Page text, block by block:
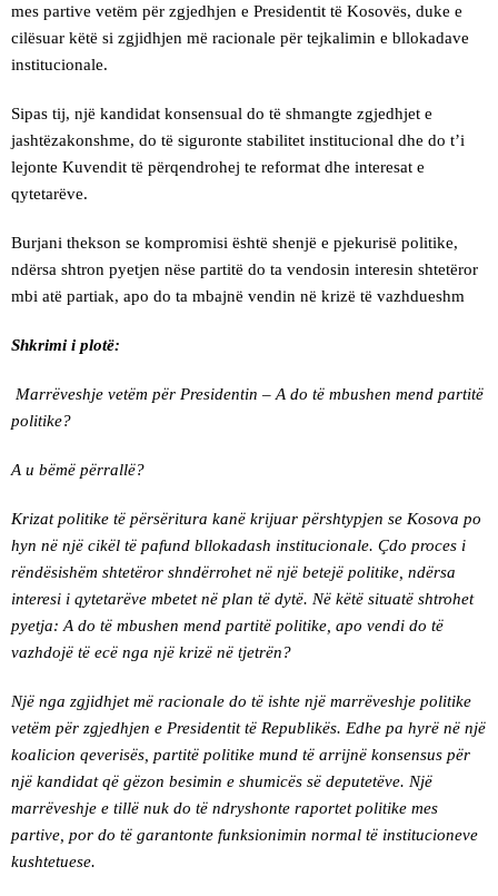
mes partive vetëm për zgjedhjen e Presidentit të Kosovës, duke e
cilësuar këtë si zgjidhjen më racionale për tejkalimin e bllokadave
institucionale.
Sipas tij, një kandidat konsensual do të shmangte zgjedhjet e
jashtëzakonshme, do të siguronte stabilitet institucional dhe do t’i
lejonte Kuvendit të përqendrohej te reformat dhe interesat e
qytetarëve.
Burjani thekson se kompromisi është shenjë e pjekurisë politike,
ndërsa shtron pyetjen nëse partitë do ta vendosin interesin shtetëror
mbi atë partiak, apo do ta mbajnë vendin në krizë të vazhdueshm
Shkrimi i plotë:
Marrëveshje vetëm për Presidentin – A do të mbushen mend partitë
politike?
A u bëmë përrallë?
Krizat politike të përsëritura kanë krijuar përshtypjen se Kosova po
hyn në një cikël të pafund bllokadash institucionale. Çdo proces i
rëndësishëm shtetëror shndërrohet në një betejë politike, ndërsa
interesi i qytetarëve mbetet në plan të dytë. Në këtë situatë shtrohet
pyetja: A do të mbushen mend partitë politike, apo vendi do të
vazhdojë të ecë nga një krizë në tjetrën?
Një nga zgjidhjet më racionale do të ishte një marrëveshje politike
vetëm për zgjedhjen e Presidentit të Republikës. Edhe pa hyrë në një
koalicion qeverisës, partitë politike mund të arrijnë konsensus për
një kandidat që gëzon besimin e shumicës së deputetëve. Një
marrëveshje e tillë nuk do të ndryshonte raportet politike mes
partive, por do të garantonte funksionimin normal të institucioneve
kushtetuese.